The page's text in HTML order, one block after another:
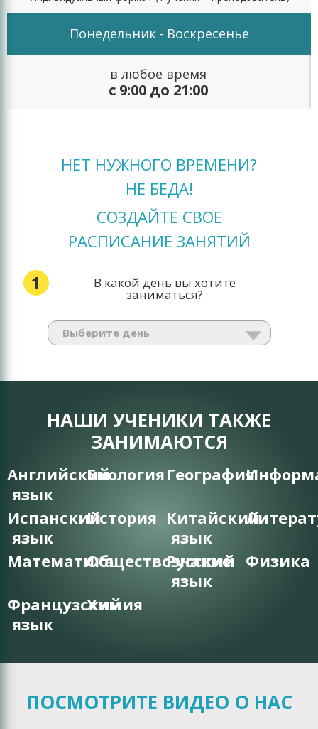
Понедельник - Воскресенье
в любое время
с 9:00 до 21:00
НЕТ НУЖНОГО ВРЕМЕНИ?
НЕ БЕДА!
СОЗДАЙТЕ СВОЕ
РАСПИСАНИЕ ЗАНЯТИЙ
1 В какой день вы хотите
заниматься?
НАШИ УЧЕНИКИ ТАКЖЕ
ЗАНИМАЮТСЯ
Английский
язык
БиологияГеография
Испанский
язык
История Китайский
язык
МатематикаОбществознание
Русский
язык
Физика
Французский
язык
Химия
ПОСМОТРИТЕ ВИДЕО О НАС